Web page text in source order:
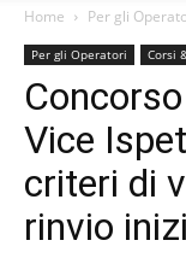
Home Per gli
Per gli Operatori Corsi
Vice
criteri di
rinvio